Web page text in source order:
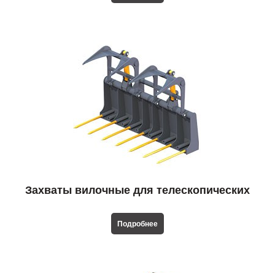
Захваты вилочные для телескопических
Подробнее